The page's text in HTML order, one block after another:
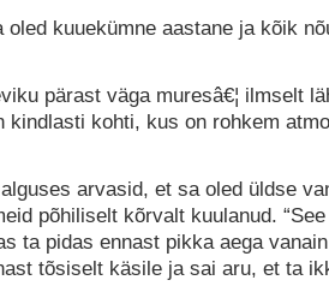
oled kuuekümne aastane ja kõik
pärast väga muresâ€¦ ilmselt
kindlasti kohti, kus on rohkem
arvasid, et sa oled üldse
põhiliselt kõrvalt kuulanud.
ta pidas ennast pikka aega
tõsiselt käsile ja sai aru, et ta